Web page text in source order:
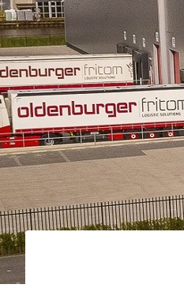
Ihr
Logistiklösung